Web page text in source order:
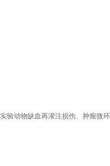
实验动物缺血再灌注损伤、肿瘤微环